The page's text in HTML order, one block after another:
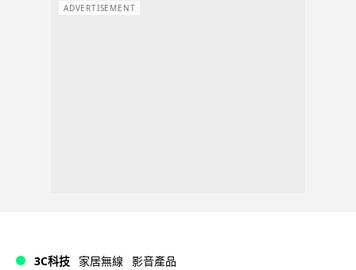
ADVERTISEMENT
3C科技 家居無線 影音產品